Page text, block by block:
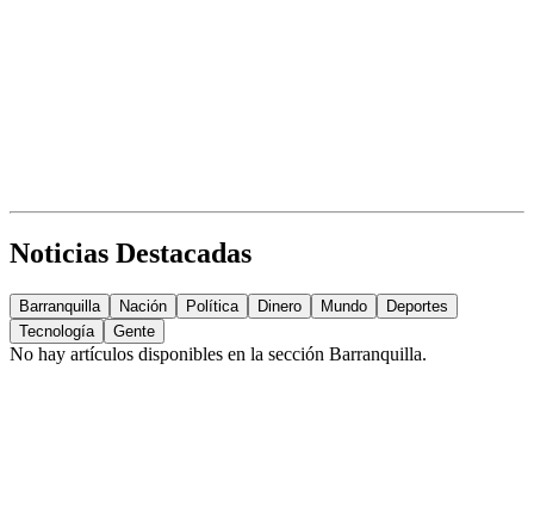
Noticias Destacadas
Barranquilla Nación Política Dinero Mundo
Deportes
Tecnología
Gente
No hay artículos disponibles en la sección Barranquilla.